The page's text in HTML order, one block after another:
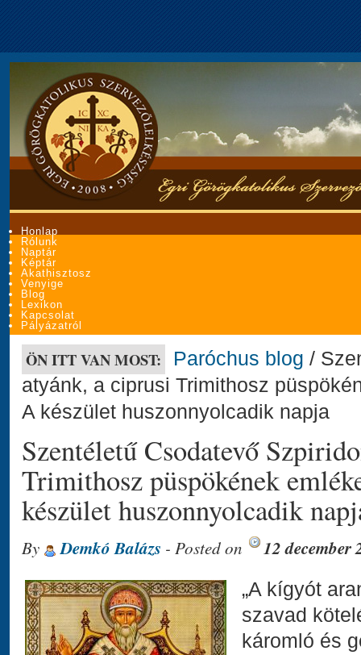
Honlap
Rólunk
Naptár
Képtár
Akathisztosz
Venyige
Blog
Lexikon
Kapcsolat
Pályázatról
ÖN ITT VAN MOST: Paróchus blog /
atyánk, a ciprusi Trimithosz
A készület huszonnyolcadik napja
Szentéletű Csodatevő
Trimithosz püspökének
készület huszonnyolcadik
By Demkó Balázs - Posted on 12 december
„A kígyót
szavad
káromló és